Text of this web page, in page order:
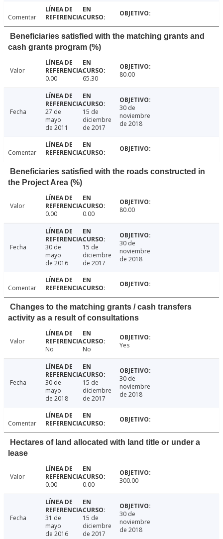
Comentar
Beneficiaries satisfied with the matching grants and
cash grants program (%)
Valor
0.00
65.30 80.00
Fecha
27 de
mayo
de 2011
15 de
diciembre
de 2017
30 de
noviembre
de 2018
Comentar
Beneficiaries satisfied with the roads constructed in
the Project Area (%)
Valor
0.00
0.00 80.00
Fecha
30 de
mayo
de 2016
15 de
diciembre
de 2017
30 de
noviembre
de 2018
Comentar
Changes to the matching grants / cash transfers
activity as a result of consultations
Valor
No
No Yes
Fecha
30 de
mayo
de 2018
15 de
diciembre
de 2017
30 de
noviembre
de 2018
Comentar
Hectares of land allocated with land title or under a
lease
Valor
0.00
0.00 300.00
Fecha
31 de
mayo
de 2016
15 de
diciembre
de 2017
30 de
noviembre
de 2018